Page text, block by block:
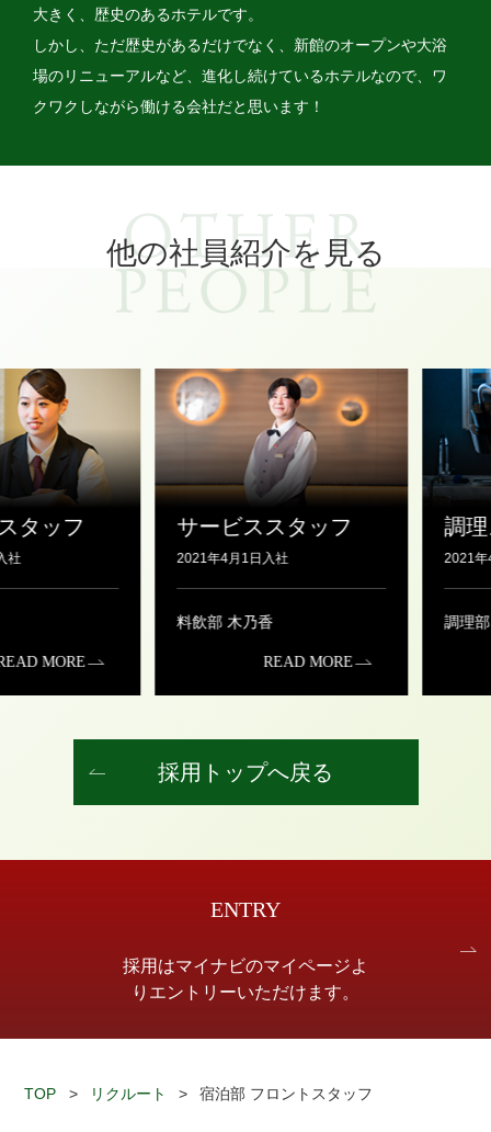
大きく、歴史のあるホテルです。
しかし、ただ歴史があるだけでなく、新館のオープンや大浴
場のリニューアルなど、進化し続けているホテルなので、ワ
クワクしながら働ける会社だと思います！
他の社員紹介を見る
タッフ
MORE
サービススタッフ
2021年4月1日入社
料飲部 木乃香
READ MORE
調理
2021年4
調理部
採用トップへ戻る
ENTRY
採用はマイナビのマイページよ
りエントリーいただけます。
TOP > リクルート > 宿泊部 フロントスタッフ